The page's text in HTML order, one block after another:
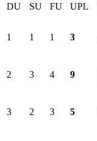
DU SU FU UPL
1 1 1 3
2 3 4 9
3 2 3 5